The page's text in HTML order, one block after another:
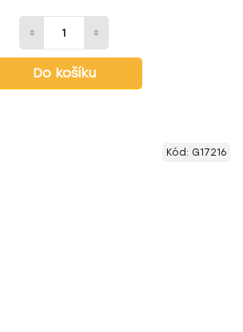
Do košíku
Kód: G17216